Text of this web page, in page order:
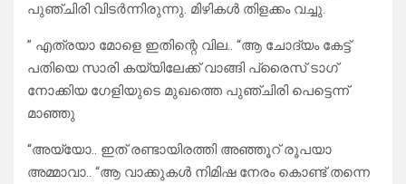
പുഞ്ചിരി വിടർന്നിരുന്നു. മിഴികൾ തിളക്കം വച്ചു.
” എത്രയാ മോളെ ഇതിന്റെ വില.. “ആ ചോദ്യം കേട്ട്
പതിയെ സാരി കയ്യിലേക്ക് വാങ്ങി പ്രൈസ് ടാഗ്
നോക്കിയ ഗേളിയുടെ മുഖത്തെ പുഞ്ചിരി പെട്ടെന്ന്
മാഞ്ഞു
“അയ്യോ.. ഇത് രണ്ടായിരത്തി അഞ്ഞൂറ് രൂപയാ
അമ്മാവാ.. “ആ വാക്കുകൾ നിമിഷ നേരം കൊണ്ട് തന്നെ